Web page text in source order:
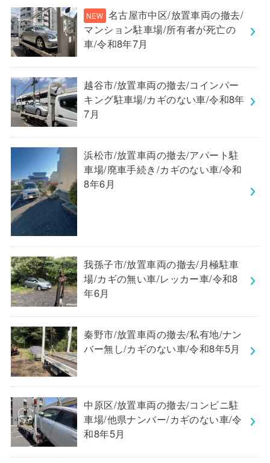
名古屋市中区/放置車両の撤去/
マンション駐車場/所有者が死亡の
車/令和8年7月
越谷市/放置車両の撤去/コインパー
キング駐車場/カギのない車/令和8年
7月
浜松市/放置車両の撤去/アパート駐
車場/廃車手続き/カギのない車/令和
8年6月
我孫子市/放置車両の撤去/月極駐車
場/カギの無い車/レッカー車/令和8
年6月
秦野市/放置車両の撤去/私有地/ナン
バー無し/カギのない車/令和8年5月
中原区/放置車両の撤去/コンビニ駐
車場/他県ナンバー/カギのない車/令
和8年5月